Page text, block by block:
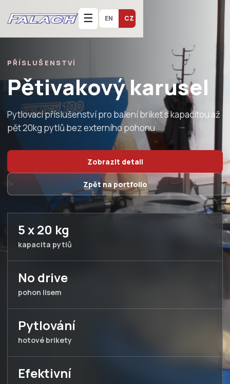
☰ EN CZ
PŘÍSLUŠENSTVÍ
Pětivakový karusel
Pytlovací příslušenství pro balení briket s kapacitou až
pět 20kg pytlů bez externího pohonu.
Zobrazit detail
Zpět na portfolio
5 x 20 kg
kapacita pytlů
No drive
pohon lisem
Pytlování
hotové brikety
Efektivní